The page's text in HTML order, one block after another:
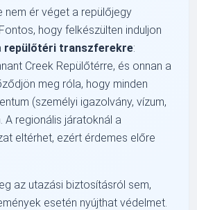
nem ér véget a repülőjegy
hogy felkészülten induljon
repülőtéri transzferekre:
Creek Repülőtérre, és onnan a
meg róla, hogy minden
(személyi igazolvány, vízum,
A regionális járatoknál a
eltérhet, ezért érdemes előre
az utazási biztosításról sem,
esetén nyújthat védelmet.